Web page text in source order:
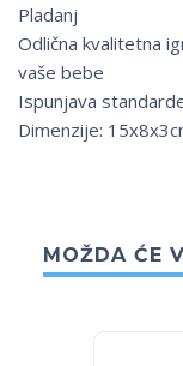
Pladanj
Odlična kvalitetna
vaše bebe
Ispunjava
Dimenzije:
MOŽDA ĆE